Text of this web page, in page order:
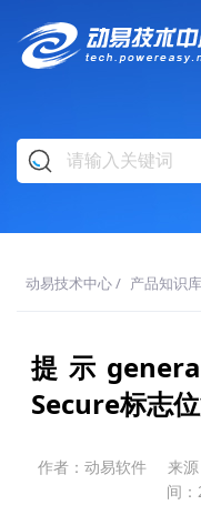
动易技术中心/ 产品知识库
提示
Secure标志
作者：动易软件 来
间